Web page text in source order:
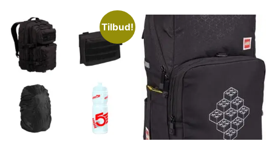
Tilbud!